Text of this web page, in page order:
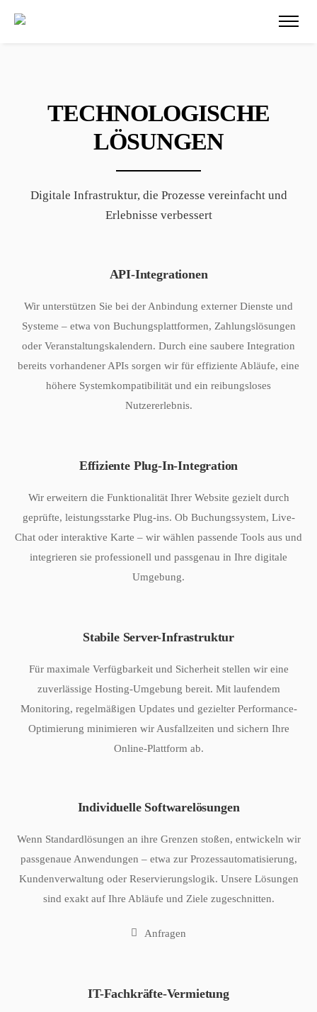
TECHNOLOGISCHE
LÖSUNGEN
Digitale Infrastruktur, die Prozesse vereinfacht und
Erlebnisse verbessert
API-Integrationen
Wir unterstützen Sie bei der Anbindung externer Dienste und
Systeme – etwa von Buchungsplattformen, Zahlungslösungen
oder Veranstaltungskalendern. Durch eine saubere Integration
bereits vorhandener APIs sorgen wir für effiziente Abläufe, eine
höhere Systemkompatibilität und ein reibungsloses
Nutzererlebnis.
Effiziente Plug-In-Integration
Wir erweitern die Funktionalität Ihrer Website gezielt durch
geprüfte, leistungsstarke Plug-ins. Ob Buchungssystem, Live-
Chat oder interaktive Karte – wir wählen passende Tools aus und
integrieren sie professionell und passgenau in Ihre digitale
Umgebung.
Stabile Server-Infrastruktur
Für maximale Verfügbarkeit und Sicherheit stellen wir eine
zuverlässige Hosting-Umgebung bereit. Mit laufendem
Monitoring, regelmäßigen Updates und gezielter Performance-
Optimierung minimieren wir Ausfallzeiten und sichern Ihre
Online-Plattform ab.
Individuelle Softwarelösungen
Wenn Standardlösungen an ihre Grenzen stoßen, entwickeln wir
passgenaue Anwendungen – etwa zur Prozessautomatisierung,
Kundenverwaltung oder Reservierungslogik. Unsere Lösungen
sind exakt auf Ihre Abläufe und Ziele zugeschnitten.
Anfragen
IT-Fachkräfte-Vermietung